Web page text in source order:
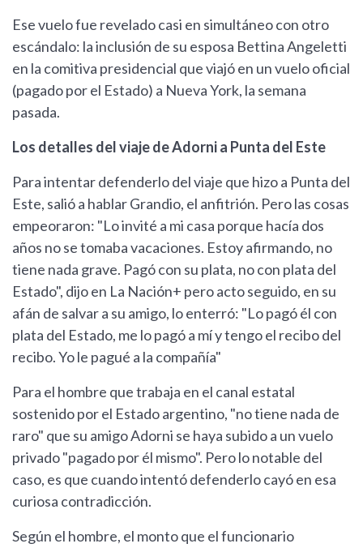
Ese vuelo fue revelado casi en simultáneo con otro
escándalo: la inclusión de su esposa Bettina Angeletti
en la comitiva presidencial que viajó en un vuelo oficial
(pagado por el Estado) a Nueva York, la semana
pasada.
Los detalles del viaje de Adorni a Punta del Este
Para intentar defenderlo del viaje que hizo a Punta del
Este, salió a hablar Grandio, el anfitrión. Pero las cosas
empeoraron: "Lo invité a mi casa porque hacía dos
años no se tomaba vacaciones. Estoy afirmando, no
tiene nada grave. Pagó con su plata, no con plata del
Estado", dijo en La Nación+ pero acto seguido, en su
afán de salvar a su amigo, lo enterró: "Lo pagó él con
plata del Estado, me lo pagó a mí y tengo el recibo del
recibo. Yo le pagué a la compañía"
Para el hombre que trabaja en el canal estatal
sostenido por el Estado argentino, "no tiene nada de
raro" que su amigo Adorni se haya subido a un vuelo
privado "pagado por él mismo". Pero lo notable del
caso, es que cuando intentó defenderlo cayó en esa
curiosa contradicción.
Según el hombre, el monto que el funcionario